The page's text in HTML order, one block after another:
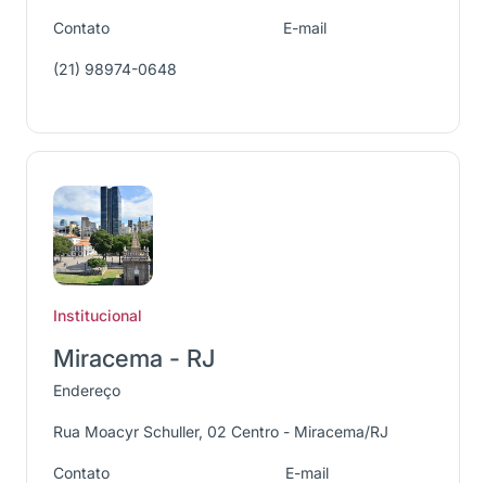
Contato
(21) 98974-0648
E-mail
Institucional
Miracema - RJ
Endereço
Rua Moacyr Schuller, 02 Centro - Miracema/RJ
Contato E-mail